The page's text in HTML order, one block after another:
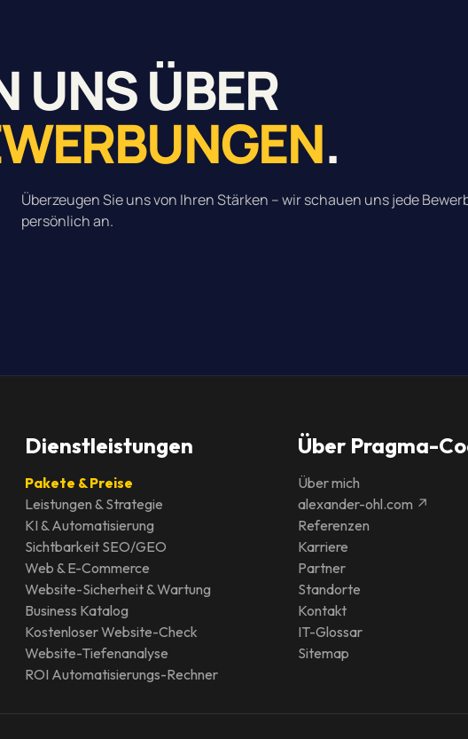
UNS ÜBER
.
Überzeugen Sie uns von Ihren Stärken – wir schauen uns jede
persönlich an.
Dienstleistungen
Pakete & Preise
Leistungen & Strategie
KI & Automatisierung
Sichtbarkeit SEO/GEO
Web & E-Commerce
Website-Sicherheit & Wartung
Business Katalog
Kostenloser Website-Check
Website-Tiefenanalyse
ROI Automatisierungs-Rechner
Über Pragma-
Über mich
alexander-ohl.com ↗
Referenzen
Karriere
Partner
Standorte
Kontakt
IT-Glossar
Sitemap